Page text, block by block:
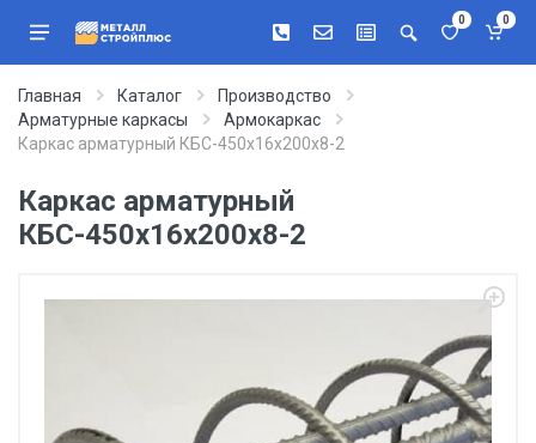
0 0
Главная Каталог
Производство
Арматурные каркасы
Армокаркас
Каркас арматурный КБС-450х16х200х8-2
Каркас арматурный
КБС-450х16х200х8-2